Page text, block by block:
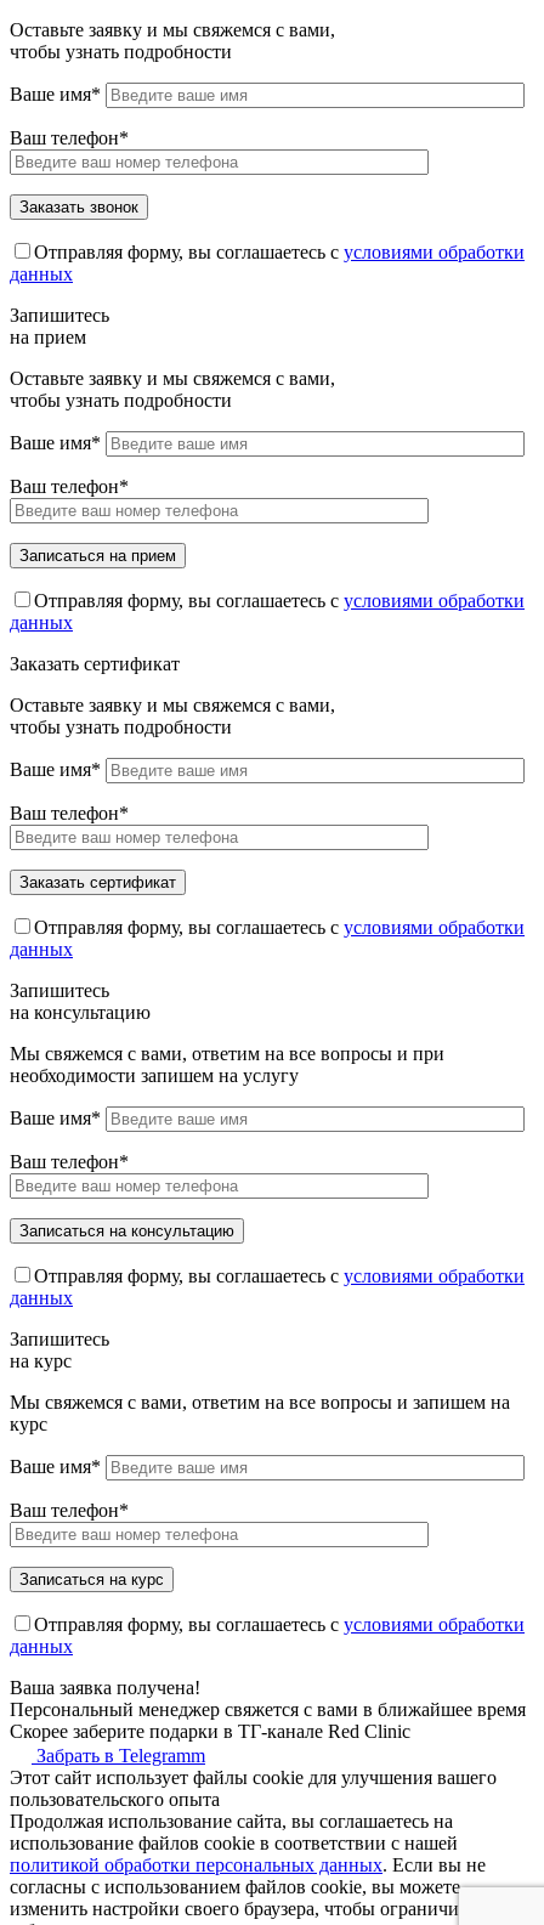
Оставьте заявку и мы свяжемся с вами,
чтобы узнать подробности
Ваше имя*
Ваш телефон*
Отправляя форму, вы соглашаетесь с условиями обработки
данных
Запишитесь
на прием
Оставьте заявку и мы свяжемся с вами,
чтобы узнать подробности
Ваше имя*
Ваш телефон*
Отправляя форму, вы соглашаетесь с условиями обработки
данных
Заказать сертификат
Оставьте заявку и мы свяжемся с вами,
чтобы узнать подробности
Ваше имя*
Ваш телефон*
Отправляя форму, вы соглашаетесь с условиями обработки
данных
Запишитесь
на консультацию
Мы свяжемся с вами, ответим на все вопросы и при
необходимости запишем на услугу
Ваше имя*
Ваш телефон*
Отправляя форму, вы соглашаетесь с условиями обработки
данных
Запишитесь
на курс
Мы свяжемся с вами, ответим на все вопросы и запишем на
курс
Ваше имя*
Ваш телефон*
Отправляя форму, вы соглашаетесь с условиями обработки
данных
Ваша заявка получена!
Персональный менеджер свяжется с вами в ближайшее время
Скорее заберите подарки в ТГ-канале Red Clinic
Забрать в Telegramm
Этот сайт использует файлы cookie для улучшения вашего
пользовательского опыта
Продолжая использование сайта, вы соглашаетесь на
использование файлов cookie в соответствии с нашей
политикой обработки персональных данных. Если вы не
согласны с использованием файлов cookie, вы можете
изменить настройки своего браузера, чтобы ограничить или